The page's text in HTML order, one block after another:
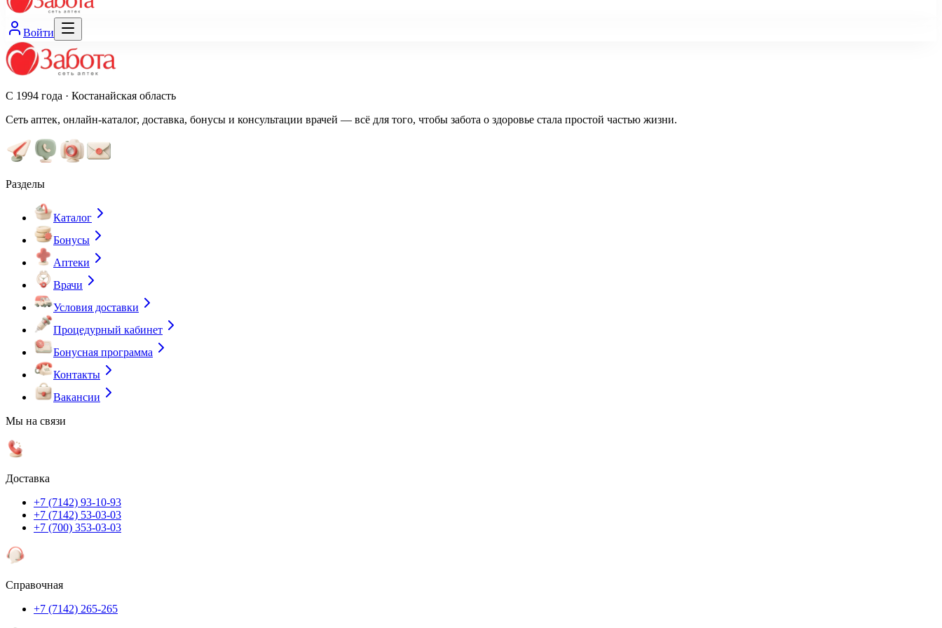
Войти
С 1994 года · Костанайская область
Сеть аптек, онлайн-каталог, доставка, бонусы и консультации врачей — всё для того, чтобы забота о здоровье стала простой частью жизни.
Разделы
Каталог
Бонусы
Аптеки
Врачи
Условия доставки
Процедурный кабинет
Бонусная программа
Контакты
Вакансии
Мы на связи
Доставка
+7 (7142) 93-10-93
+7 (7142) 53-03-03
+7 (700) 353-03-03
Справочная
+7 (7142) 265-265